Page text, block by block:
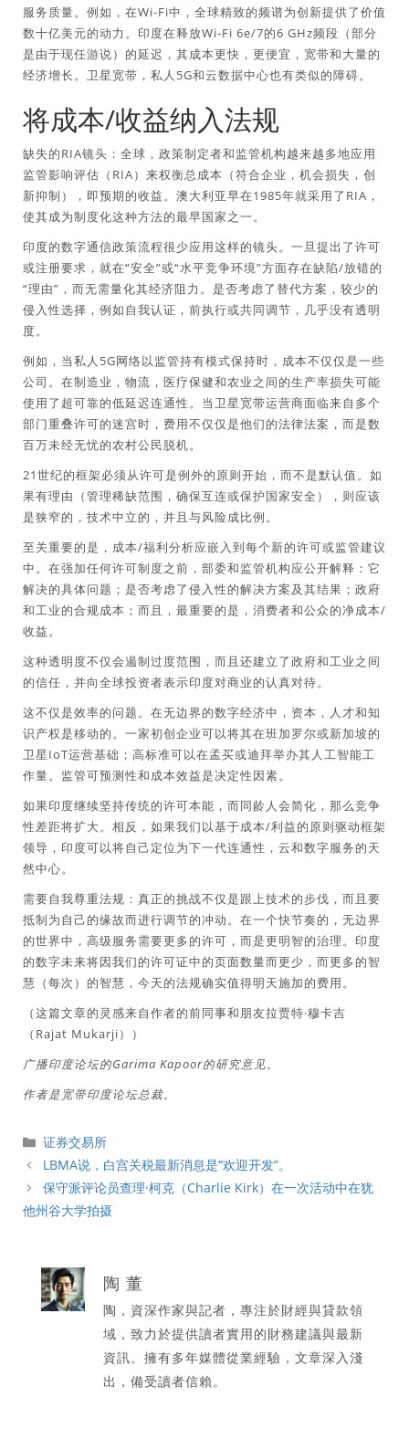
服务质量。例如，在Wi-Fi中，全球精致的频谱为创新提供了价值
数十亿美元的动力。印度在释放Wi-Fi 6e/7的6 GHz频段（部分
是由于现任游说）的延迟，其成本更快，更便宜，宽带和大量的
经济增长。卫星宽带，私人5G和云数据中心也有类似的障碍。
将成本/收益纳入法规
缺失的RIA镜头：全球，政策制定者和监管机构越来越多地应用
监管影响评估（RIA）来权衡总成本（符合企业，机会损失，创
新抑制），即预期的收益。澳大利亚早在1985年就采用了RIA，
使其成为制度化这种方法的最早国家之一。
印度的数字通信政策流程很少应用这样的镜头。一旦提出了许可
或注册要求，就在“安全”或“水平竞争环境”方面存在缺陷/放错的
“理由”，而无需量化其经济阻力。是否考虑了替代方案，较少的
侵入性选择，例如自我认证，前执行或共同调节，几乎没有透明
度。
例如，当私人5G网络以监管持有模式保持时，成本不仅仅是一些
公司。在制造业，物流，医疗保健和农业之间的生产率损失可能
使用了超可靠的低延迟连通性。当卫星宽带运营商面临来自多个
部门重叠许可的迷宫时，费用不仅仅是他们的法律法案，而是数
百万未经无忧的农村公民脱机。
21世纪的框架必须从许可是例外的原则开始，而不是默认值。如
果有理由（管理稀缺范围，确保互连或保护国家安全），则应该
是狭窄的，技术中立的，并且与风险成比例。
至关重要的是，成本/福利分析应嵌入到每个新的许可或监管建议
中。在强加任何许可制度之前，部委和监管机构应公开解释：它
解决的具体问题；是否考虑了侵入性的解决方案及其结果；政府
和工业的合规成本；而且，最重要的是，消费者和公众的净成本/
收益。
这种透明度不仅会遏制过度范围，而且还建立了政府和工业之间
的信任，并向全球投资者表示印度对商业的认真对待。
这不仅是效率的问题。在无边界的数字经济中，资本，人才和知
识产权是移动的。一家初创企业可以将其在班加罗尔或新加坡的
卫星IoT运营基础；高标准可以在孟买或迪拜举办其人工智能工
作量。监管可预测性和成本效益是决定性因素。
如果印度继续坚持传统的许可本能，而同龄人会简化，那么竞争
性差距将扩大。相反，如果我们以基于成本/利益的原则驱动框架
领导，印度可以将自己定位为下一代连通性，云和数字服务的天
然中心。
需要自我尊重法规：真正的挑战不仅是跟上技术的步伐，而且要
抵制为自己的缘故而进行调节的冲动。在一个快节奏的，无边界
的世界中，高级服务需要更多的许可，而是更明智的治理。印度
的数字未来将因我们的许可证中的页面数量而更少，而更多的智
慧（每次）的智慧，今天的法规确实值得明天施加的费用。
（这篇文章的灵感来自作者的前同事和朋友拉贾特·穆卡吉
（Rajat Mukarji））
广播印度论坛的Garima Kapoor的研究意见。
作者是宽带印度论坛总裁。
分
類
证券交易所
LBMA说，白宫关税最新消息是“欢迎开发”。
保守派评论员查理·柯克（Charlie Kirk）在一次活动中在犹
他州谷大学拍摄
陶 董
陶，資深作家與記者，專注於財經與貸款領
域，致力於提供讀者實用的財務建議與最新
資訊。擁有多年媒體從業經驗，文章深入淺
出，備受讀者信賴。